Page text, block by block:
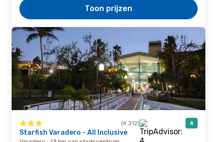
Toon prijzen
(4.312) 4
Starfish Varadero - All Inclusive